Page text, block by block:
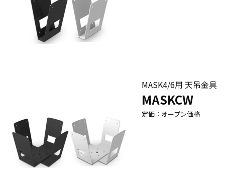
MASK4/6用 天吊金具
MASKCW
定価：オープン価格